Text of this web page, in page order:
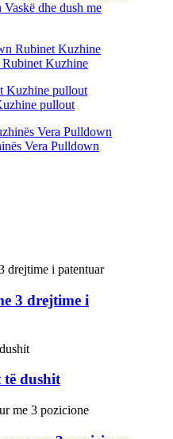
dhe dush me
Kuzhine
pullout
Vera Pulldown
3 drejtime i
dushit